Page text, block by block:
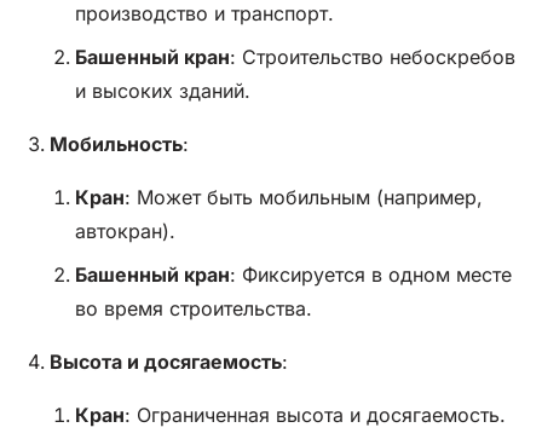
производство и транспорт.
Башенный кран: Строительство небоскребов
и высоких зданий.
Мобильность:
Кран: Может быть мобильным (например,
автокран).
Башенный кран: Фиксируется в одном месте
во время строительства.
Высота и досягаемость:
Кран: Ограниченная высота и досягаемость.